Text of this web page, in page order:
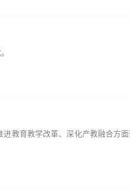
教育教学改革、深化产教融合方